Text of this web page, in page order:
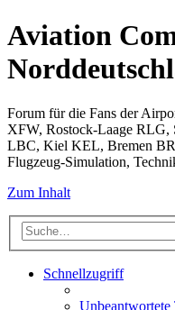
Aviation
Forum für die Fans der
XFW, Rostock-Laage RLG,
LBC, Kiel KEL, Bremen
Flugzeug-Simulation,
Zum Inhalt
Schnellzugriff
Unbeantwortete